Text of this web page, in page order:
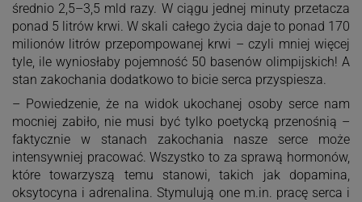
średnio 2,5–3,5 mld razy. W ciągu jednej minuty przetacza
ponad 5 litrów krwi. W skali całego życia daje to ponad 170
milionów litrów przepompowanej krwi – czyli mniej więcej
tyle, ile wyniosłaby pojemność 50 basenów olimpijskich! A
stan zakochania dodatkowo to bicie serca przyspiesza.
– Powiedzenie, że na widok ukochanej osoby serce nam
mocniej zabiło, nie musi być tylko poetycką przenośnią –
faktycznie w stanach zakochania nasze serce może
intensywniej pracować. Wszystko to za sprawą hormonów,
które towarzyszą temu stanowi, takich jak dopamina,
oksytocyna i adrenalina. Stymulują one m.in. pracę serca i